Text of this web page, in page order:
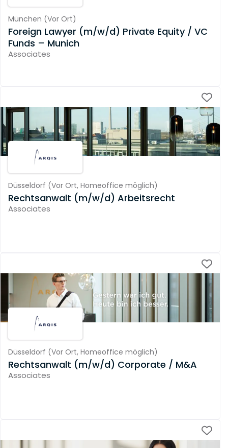
München (Vor Ort)
Foreign Lawyer (m/w/d) Private Equity / VC
Funds – Munich
Associates
Düsseldorf (Vor Ort, Homeoffice möglich)
Rechtsanwalt (m/w/d) Arbeitsrecht
Associates
Düsseldorf (Vor Ort, Homeoffice möglich)
Rechtsanwalt (m/w/d) Corporate / M&A
Associates